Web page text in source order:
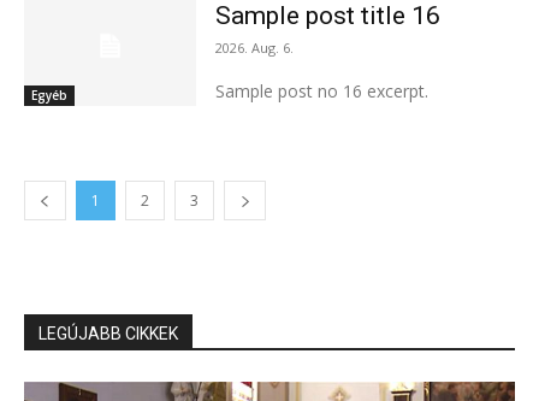
Egyéb
Sample post title 16
2026. Aug. 6.
Sample post no 16 excerpt.
1 2 3
LEGÚJABB CIKKEK